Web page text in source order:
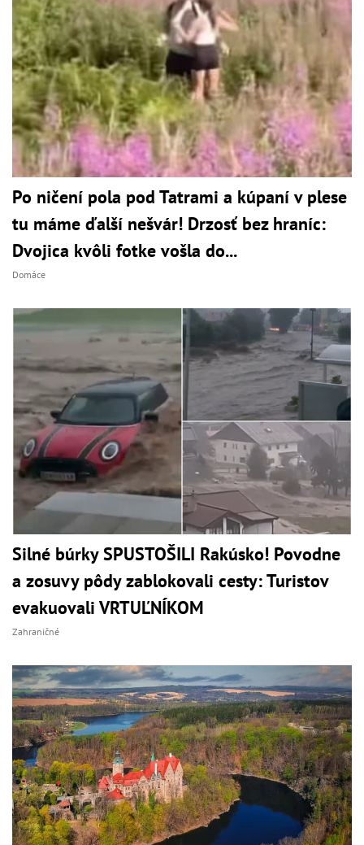
Po ničení pola pod Tatrami a kúpaní v plese
tu máme ďalší nešvár! Drzosť bez hraníc:
Dvojica kvôli fotke vošla do...
Domáce
Silné búrky SPUSTOŠILI Rakúsko! Povodne
a zosuvy pôdy zablokovali cesty: Turistov
evakuovali VRTUĽNÍKOM
Zahraničné